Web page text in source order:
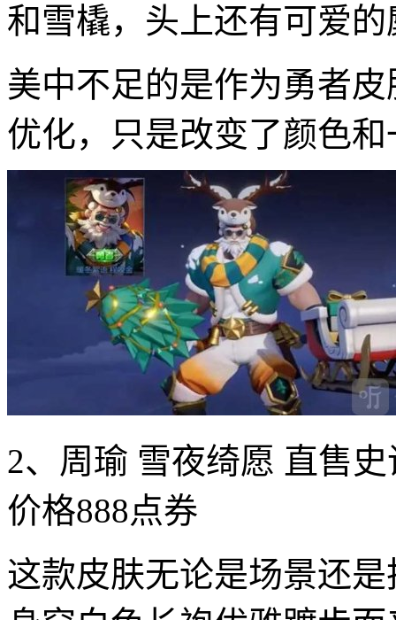
和雪橇，头上还有可爱
美中不足的是作为勇者
优化，只是改变了颜色
2、周瑜 雪夜绮愿 直售
价格888点券
这款皮肤无论是场景还